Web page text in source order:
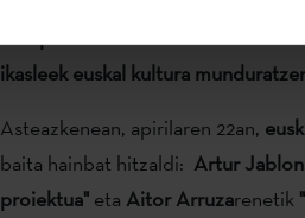
ikasleek euskal kultura
Asteazkenean, apirilaren 22an,
baita hainbat hitzaldi: Artur
proiektua"eta Aitor Arruzarenetik